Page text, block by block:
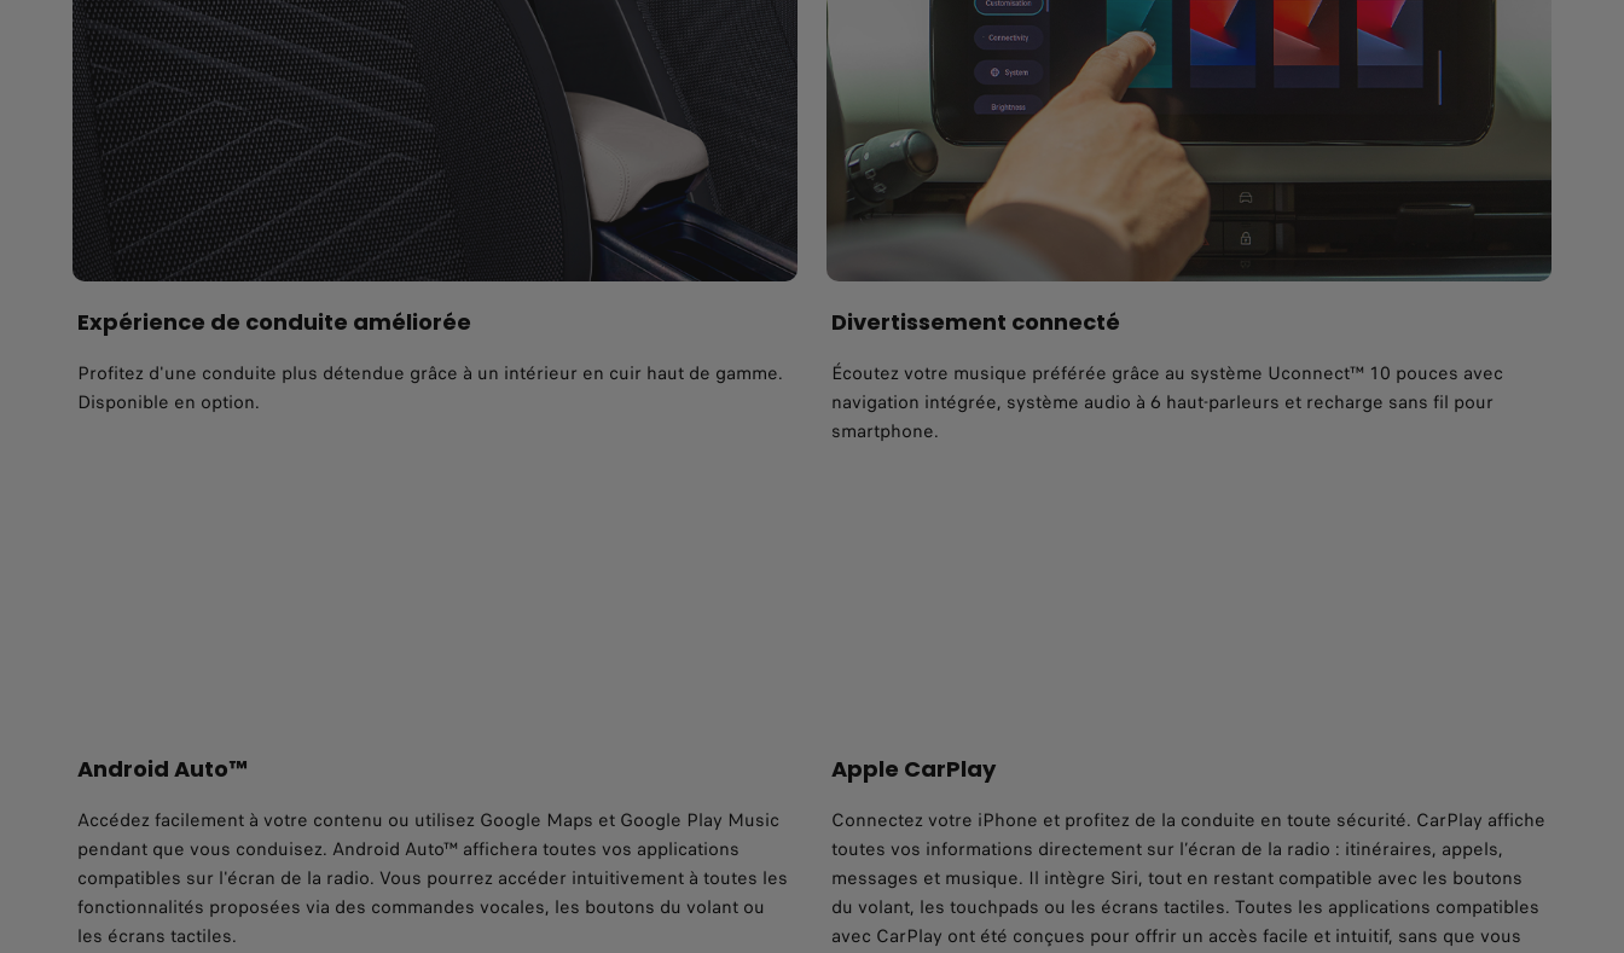
Expérience de conduite améliorée
Profitez d'une conduite plus détendue grâce à un intérieur en cuir haut de gamme.
Disponible en option.
Divertissement connecté
Écoutez votre musique préférée grâce au système Uconnect™ 10 pouces avec
navigation intégrée, système audio à 6 haut-parleurs et recharge sans fil pour
smartphone.
Android Auto™
Accédez facilement à votre contenu ou utilisez Google Maps et Google Play Music
pendant que vous conduisez. Android Auto™ affichera toutes vos applications
compatibles sur l'écran de la radio. Vous pourrez accéder intuitivement à toutes les
fonctionnalités proposées via des commandes vocales, les boutons du volant ou
les écrans tactiles.
Apple CarPlay
Connectez votre iPhone et profitez de la conduite en toute sécurité. CarPlay affiche
toutes vos informations directement sur l’écran de la radio : itinéraires, appels,
messages et musique. Il intègre Siri, tout en restant compatible avec les boutons
du volant, les touchpads ou les écrans tactiles. Toutes les applications compatibles
avec CarPlay ont été conçues pour offrir un accès facile et intuitif, sans que vous